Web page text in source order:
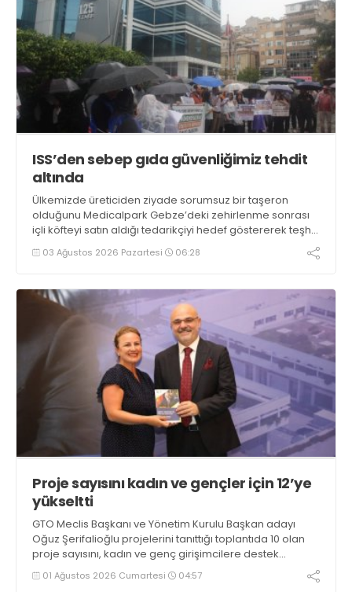
ISS’den sebep gıda güvenliğimiz tehdit
altında
Ülkemizde üreticiden ziyade sorumsuz bir taşeron
olduğunu Medicalpark Gebze’deki zehirlenme sonrası
içli köfteyi satın aldığı tedarikçiyi hedef göstererek teşhir
eden Danimarka menşeli ISS Hazır Yemek, ÇZP’ye açtığı
dava ile gıda güvenliğimizi tehdit ediyor
03 Ağustos 2026 Pazartesi 06:28
Proje sayısını kadın ve gençler için 12’ye
yükseltti
GTO Meclis Başkanı ve Yönetim Kurulu Başkan adayı
Oğuz Şerifalioğlu projelerini tanıttığı toplantıda 10 olan
proje sayısını, kadın ve genç girişimcilere destek
projeleri ile 12’ye çıkarttı. Seçim koordinasyon merkezini,
03 Ağustos’ta açacak
01 Ağustos 2026 Cumartesi 04:57